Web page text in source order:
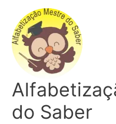
conteúdo
do Saber